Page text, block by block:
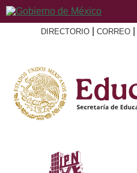
DIRECTORIO CORREO